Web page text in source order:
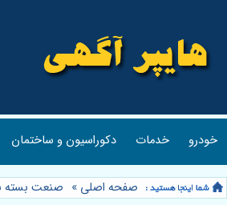
خودرو خدمات دکوراسیون و ساختمان
صفحه اصلی » صنعت بسته